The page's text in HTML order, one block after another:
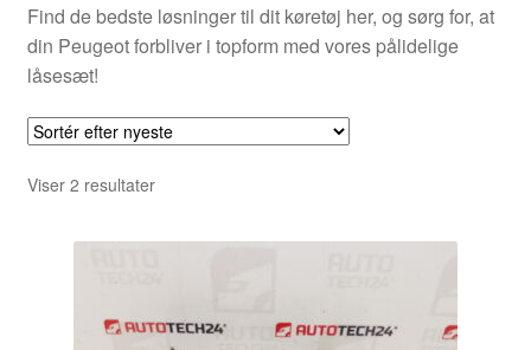
Find de bedste løsninger til dit køretøj her, og sørg for, at
din Peugeot forbliver i topform med vores pålidelige
låsesæt!
Viser 2 resultaterSorteret
seneste